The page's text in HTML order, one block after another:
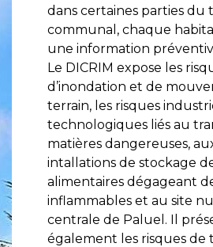
dans certaines parties du
communal, chaque
une information
Le DICRIM expose les
d’inondation et de
terrain, les risques
technologiques liés au
matières dangereuses,
intallations de stockage
alimentaires dégageant
inflammables et au site
centrale de Paluel. Il
également les risques de